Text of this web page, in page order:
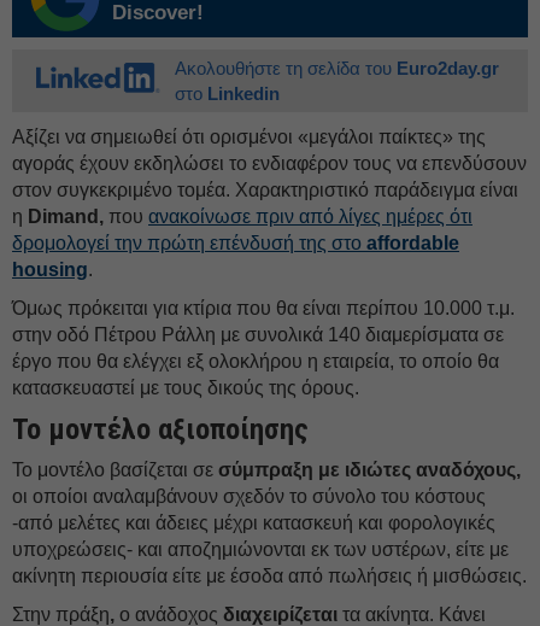
Discover!
Ακολουθήστε τη σελίδα του Euro2day.gr
στο Linkedin
Αξίζει να σημειωθεί ότι ορισμένοι «μεγάλοι παίκτες» της
αγοράς έχουν εκδηλώσει το ενδιαφέρον τους να επενδύσουν
στον συγκεκριμένο τομέα. Χαρακτηριστικό παράδειγμα είναι
η Dimand, που ανακοίνωσε πριν από λίγες ημέρες ότι
δρομολογεί την πρώτη επένδυσή της στο affordable
housing.
Όμως πρόκειται για κτίρια που θα είναι περίπου 10.000 τ.μ.
στην οδό Πέτρου Ράλλη με συνολικά 140 διαμερίσματα σε
έργο που θα ελέγχει εξ ολοκλήρου η εταιρεία, το οποίο θα
κατασκευαστεί με τους δικούς της όρους.
Το μοντέλο αξιοποίησης
Το μοντέλο βασίζεται σε σύμπραξη με ιδιώτες αναδόχους,
οι οποίοι αναλαμβάνουν σχεδόν το σύνολο του κόστους
-από μελέτες και άδειες μέχρι κατασκευή και φορολογικές
υποχρεώσεις- και αποζημιώνονται εκ των υστέρων, είτε με
ακίνητη περιουσία είτε με έσοδα από πωλήσεις ή μισθώσεις.
Στην πράξη, ο ανάδοχος διαχειρίζεται τα ακίνητα. Κάνει